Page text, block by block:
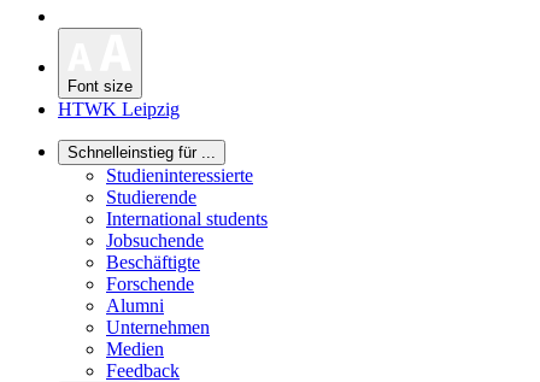
Font size
HTWK Leipzig
Schnelleinstieg für ...
Studieninteressierte
Studierende
International students
Jobsuchende
Beschäftigte
Forschende
Alumni
Unternehmen
Medien
Feedback